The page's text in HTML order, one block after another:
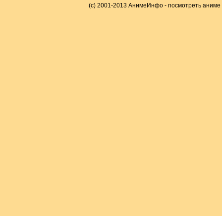
(c) 2001-2013 АнимеИнфо - посмотреть аниме